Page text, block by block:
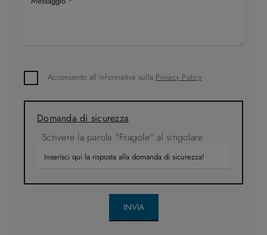
Acconsento all'informativa sulla Privacy Policy
Domanda di sicurezza
Scrivere la parola "Fragole" al singolare
INVIA